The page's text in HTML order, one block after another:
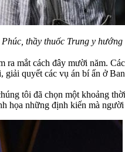
thầy thuốc Trung y hướng
ra mắt cách đây mười năm.
quyết các vụ án bí ẩn ở
tôi đã chọn một khoảng
họa những định kiến mà